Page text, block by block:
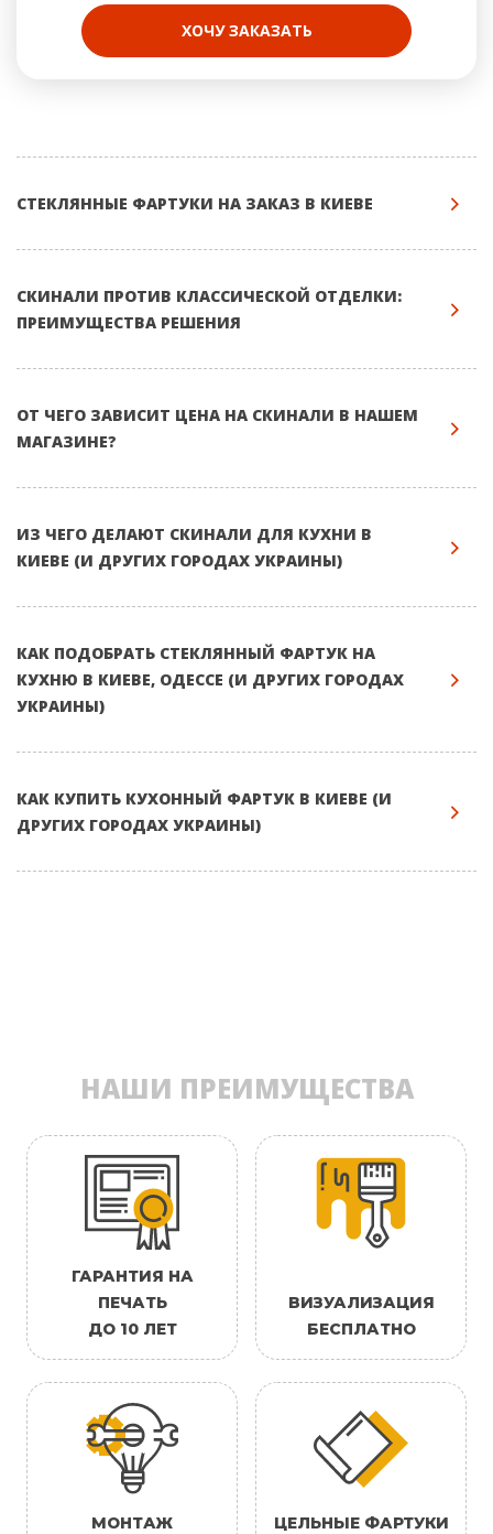
ХОЧУ ЗАКАЗАТЬ
СТЕКЛЯННЫЕ ФАРТУКИ НА ЗАКАЗ В КИЕВЕ
СКИНАЛИ ПРОТИВ КЛАССИЧЕСКОЙ ОТДЕЛКИ:
ПРЕИМУЩЕСТВА РЕШЕНИЯ
ОТ ЧЕГО ЗАВИСИТ ЦЕНА НА СКИНАЛИ В НАШЕМ
МАГАЗИНЕ?
ИЗ ЧЕГО ДЕЛАЮТ СКИНАЛИ ДЛЯ КУХНИ В
КИЕВЕ (И ДРУГИХ ГОРОДАХ УКРАИНЫ)
КАК ПОДОБРАТЬ СТЕКЛЯННЫЙ ФАРТУК НА
КУХНЮ В КИЕВЕ, ОДЕССЕ (И ДРУГИХ ГОРОДАХ
УКРАИНЫ)
КАК КУПИТЬ КУХОННЫЙ ФАРТУК В КИЕВЕ (И
ДРУГИХ ГОРОДАХ УКРАИНЫ)
НАШИ ПРЕИМУЩЕСТВА
ГАРАНТИЯ НА
ПЕЧАТЬ
ДО 10 ЛЕТ
ВИЗУАЛИЗАЦИЯ
БЕСПЛАТНО
МОНТАЖ
ЦЕЛЬНЫЕ ФАРТУКИ